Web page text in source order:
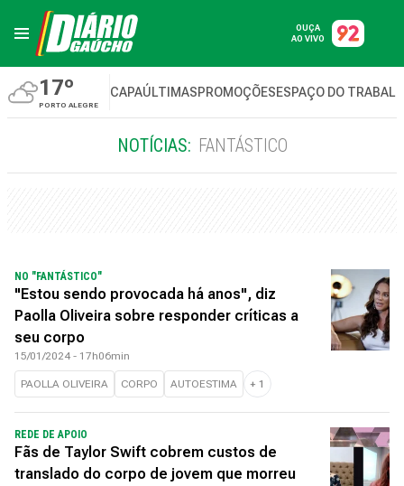
OUÇA
AO VIVO
17º
PORTO ALEGRE
CAPAÚLTIMASPROMOÇÕESESPAÇO DO
NOTÍCIAS: FANTÁSTICO
NO "FANTÁSTICO"
"Estou sendo provocada há anos", diz
Paolla Oliveira sobre responder críticas a
seu corpo
15/01/2024 - 17h06min
PAOLLA OLIVEIRA CORPO AUTOESTIMA + 1
REDE DE APOIO
Fãs de Taylor Swift cobrem custos de
translado do corpo de jovem que morreu